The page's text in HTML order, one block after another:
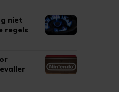
niet
regels